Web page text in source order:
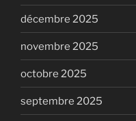
décembre 2025
novembre 2025
octobre 2025
septembre 2025